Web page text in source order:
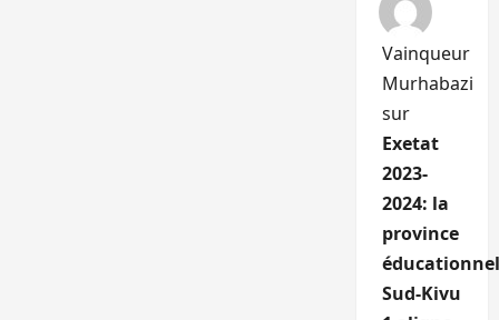
Vainqueur
Murhabazi
sur
Exetat
2023-
2024: la
province
Sud-Kivu